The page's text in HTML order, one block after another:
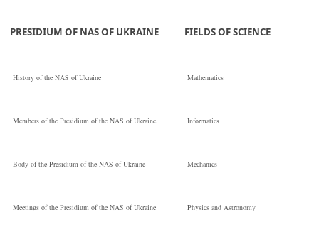
PRESIDIUM OF NAS OF UKRAINE
History of the NAS of Ukraine
Members of the Presidium of the NAS of Ukraine
Body of the Presidium of the NAS of Ukraine
Meetings of the Presidium of the NAS of Ukraine
FIELDS OF SCIENCE
Mathematics
Informatics
Mechanics
Physics and Astronomy